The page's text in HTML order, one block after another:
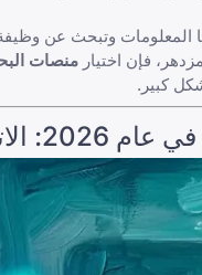
وتبحث عن وظيفة
فإن اختيار منصات
كبير.
والتحديات